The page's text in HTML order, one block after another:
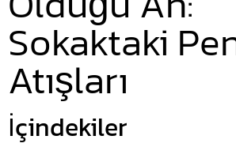
Sokaktaki
Atışları
İçindekiler